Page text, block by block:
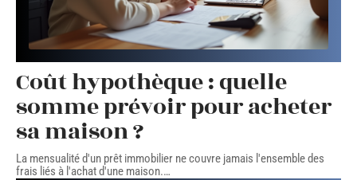
Coût hypothèque : quelle
somme prévoir pour acheter
sa maison ?
La mensualité d'un prêt immobilier ne couvre jamais l'ensemble des
frais liés à l'achat d'une maison.…